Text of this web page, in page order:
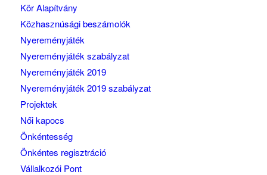
Kör Alapítvány
Közhasznúsági beszámolók
Nyereményjáték
Nyereményjáték szabályzat
Nyereményjáték 2019
Nyereményjáték 2019 szabályzat
Projektek
Női kapocs
Önkéntesség
Önkéntes regisztráció
Vállalkozói Pont